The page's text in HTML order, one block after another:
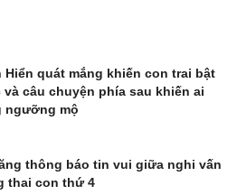
Hiển quát mắng khiến con trai bật
và câu chuyện phía sau khiến ai
ngưỡng mộ
thông báo tin vui giữa nghi vấn
thai con thứ 4